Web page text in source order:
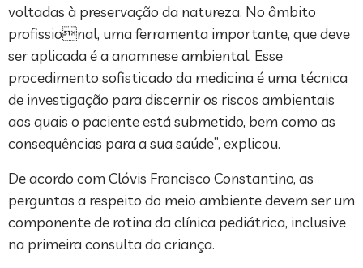
voltadas à preservação da natureza. No âmbito
profissional, uma ferramenta importante, que deve
ser aplicada é a anamnese ambiental. Esse
procedimento sofisticado da medicina é uma técnica
de investigação para discernir os riscos ambientais
aos quais o paciente está submetido, bem como as
consequências para a sua saúde”, explicou.
De acordo com Clóvis Francisco Constantino, as
perguntas a respeito do meio ambiente devem ser um
componente de rotina da clínica pediátrica, inclusive
na primeira consulta da criança.